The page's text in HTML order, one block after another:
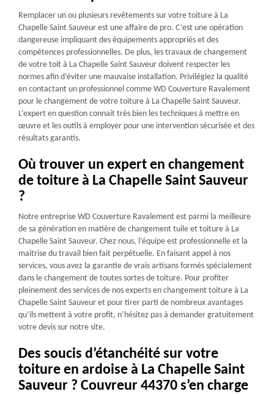
Remplacer un ou plusieurs revêtements sur votre toiture à La
Chapelle Saint Sauveur est une affaire de pro. C’est une opération
dangereuse impliquant des équipements appropriés et des
compétences professionnelles. De plus, les travaux de changement
de votre toit à La Chapelle Saint Sauveur doivent respecter les
normes afin d’éviter une mauvaise installation. Privilégiez la qualité
en contactant un professionnel comme WD Couverture Ravalement
pour le changement de votre toiture à La Chapelle Saint Sauveur.
L’expert en question connait très bien les techniques à mettre en
œuvre et les outils à employer pour une intervention sécurisée et des
résultats garantis.
Où trouver un expert en changement
de toiture à La Chapelle Saint Sauveur
?
Notre entreprise WD Couverture Ravalement est parmi la meilleure
de sa génération en matière de changement tuile et toiture à La
Chapelle Saint Sauveur. Chez nous, l’équipe est professionnelle et la
maitrise du travail bien fait perpétuelle. En faisant appel à nos
services, vous avez la garantie de vrais artisans formés spécialement
dans le changement de toutes sortes de toiture. Pour profiter
pleinement des services de nos experts en changement toiture à La
Chapelle Saint Sauveur et pour tirer parti de nombreux avantages
qu’ils mettent à votre profit, n’hésitez pas à demander gratuitement
votre devis sur notre site.
Des soucis d’étanchéité sur votre
toiture en ardoise à La Chapelle Saint
Sauveur ? Couvreur 44370 s’en charge